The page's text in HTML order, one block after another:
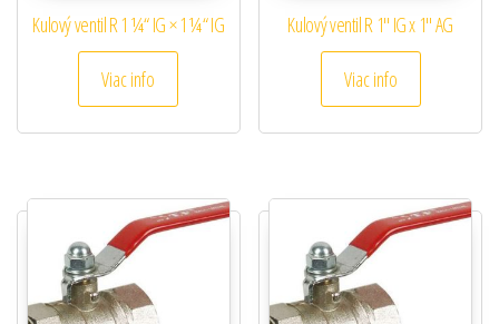
Kulový ventil R 1 ¼“ IG × 1 ¼“ IG
Viac info
Kulový ventil R 1″ IG x 1″ AG
Viac info